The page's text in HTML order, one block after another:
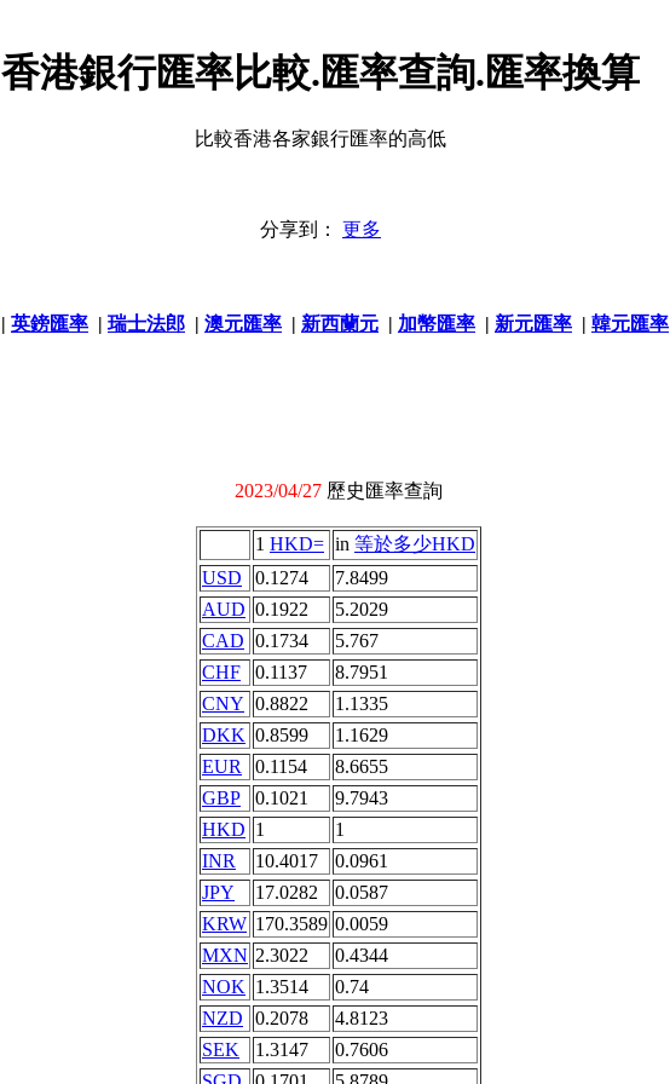
香港銀行匯率比較.匯率查詢.匯率換算
比較香港各家銀行匯率的高低
分享到： 更多
| 英鎊匯率 | 瑞士法郎 | 澳元匯率 | 新西蘭元 | 加幣匯率 | 新元匯率 | 韓元匯率
2023/04/27 歷史匯率查詢
1 HKD= in 等於多少HKD
USD
0.1274
7.8499
AUD 0.1922
5.2029
CAD 0.1734
5.767
CHF
0.1137
8.7951
CNY 0.8822
1.1335
DKK 0.8599
1.1629
EUR
0.1154
8.6655
GBP
0.1021
9.7943
HKD 1
1
INR
10.4017
0.0961
JPY
17.0282
0.0587
KRW 170.3589 0.0059
MXN 2.3022
0.4344
NOK 1.3514
0.74
NZD
0.2078
4.8123
SEK
1.3147
0.7606